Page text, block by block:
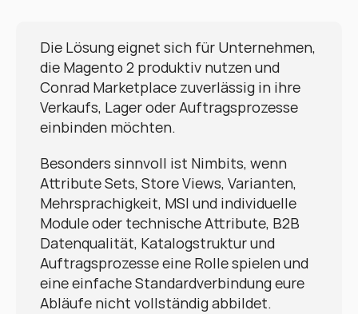
Die Lösung eignet sich für Unternehmen,
die Magento 2 produktiv nutzen und
Conrad Marketplace zuverlässig in ihre
Verkaufs, Lager oder Auftragsprozesse
einbinden möchten.
Besonders sinnvoll ist Nimbits, wenn
Attribute Sets, Store Views, Varianten,
Mehrsprachigkeit, MSI und individuelle
Module oder technische Attribute, B2B
Datenqualität, Katalogstruktur und
Auftragsprozesse eine Rolle spielen und
eine einfache Standardverbindung eure
Abläufe nicht vollständig abbildet.